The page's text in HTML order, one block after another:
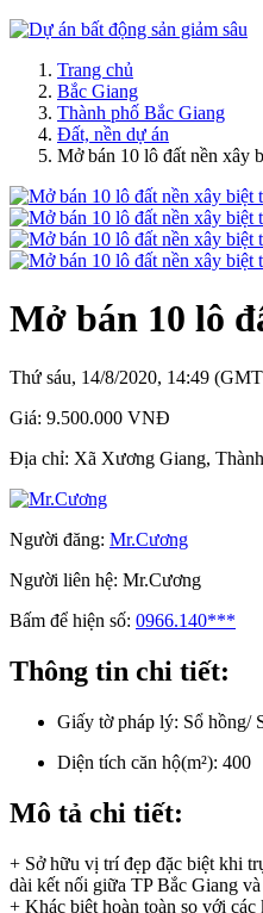
Trang chủ
Bắc Giang
Thành phố Bắc Giang
Đất, nền dự án
Mở bán 10 lô đất nền xây
Mở bán 10 lô
Thứ sáu, 14/8/2020, 14:49
Giá: 9.500.000 VNĐ
Địa chỉ: Xã Xương Giang,
Người đăng: Mr.Cương
Người liên hệ: Mr.Cương
Bấm để hiện số: 0966.140***
Thông tin chi tiết:
Giấy tờ pháp lý: Sổ hồng/
Diện tích căn hộ(m²): 400
Mô tả chi tiết:
+ Sở hữu vị trí đẹp đặc biệt khi
dài kết nối giữa TP Bắc Giang
+ Khác biệt hoàn toàn so với